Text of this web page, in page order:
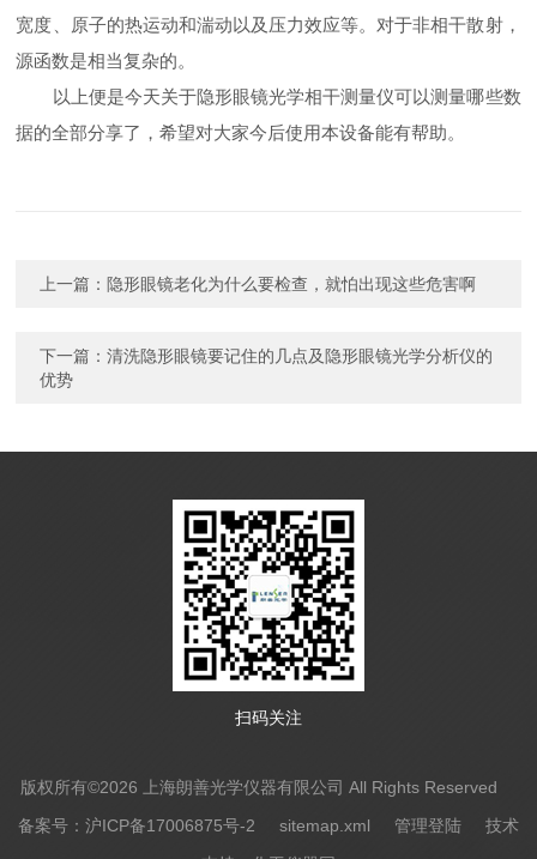
宽度、原子的热运动和湍动以及压力效应等。对于非相干散射，
源函数是相当复杂的。
以上便是今天关于隐形眼镜光学相干测量仪可以测量哪些数
据的全部分享了，希望对大家今后使用本设备能有帮助。
上一篇： 隐形眼镜老化为什么要检查，就怕出现这些危害啊
下一篇：清洗隐形眼镜要记住的几点及隐形眼镜光学分析仪的
优势
扫码关注
版权所有©2026 上海朗善光学仪器有限公司 All Rights Reserved
备案号：沪ICP备17006875号-2
sitemap.xml 管理登陆技术